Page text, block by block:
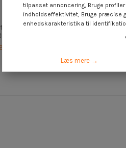
møtrik N6 -32 UNC
stål A2
€
tilpasset annoncering, Bruge
indholdseffektivitet, Bruge præcise
enhedskarakteristika til
Læs mere →